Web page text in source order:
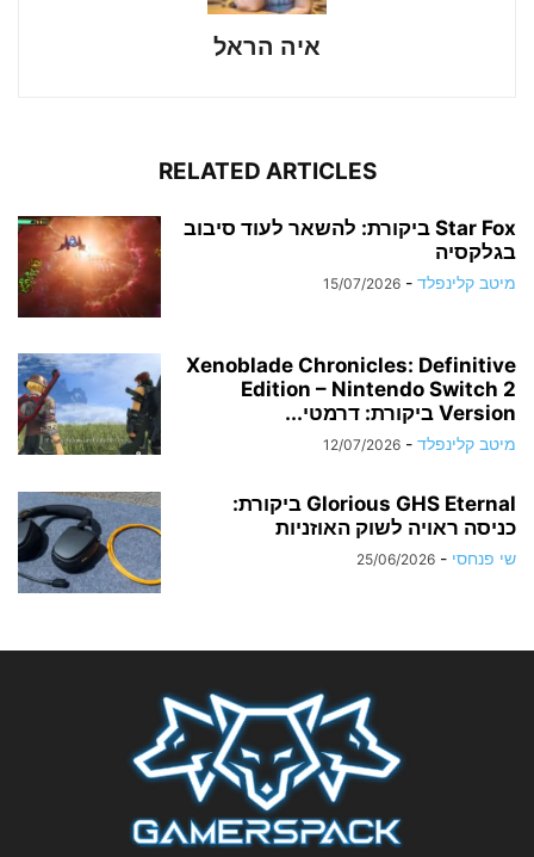
איה הראל
RELATED ARTICLES
Star Fox ביקורת: להשאר לעוד סיבוב
בגלקסיה
מיטב קלינפלד -
15/07/2026
Xenoblade Chronicles: Definitive
Edition – Nintendo Switch 2
Version ביקורת: דרמטי...
מיטב קלינפלד -
12/07/2026
Glorious GHS Eternal ביקורת:
כניסה ראויה לשוק האוזניות
שי פנחסי -
25/06/2026